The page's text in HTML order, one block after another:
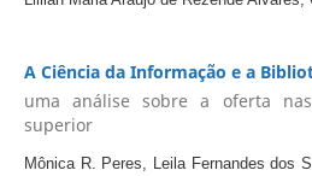
A Ciência da Informação e a
uma análise sobre a oferta
superior
Mônica R. Peres, Leila Fernandes dos